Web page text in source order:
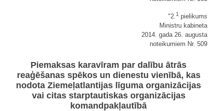
"2. 1 pielikums
Ministru kabineta
2014. gada 26. augusta
noteikumiem Nr. 509
Piemaksas karavīram par dalību ātrās
reaģēšanas spēkos un dienestu vienībā, kas
nodota Ziemeļatlantijas līguma organizācijas
vai citas starptautiskas organizācijas
komandpakļautībā